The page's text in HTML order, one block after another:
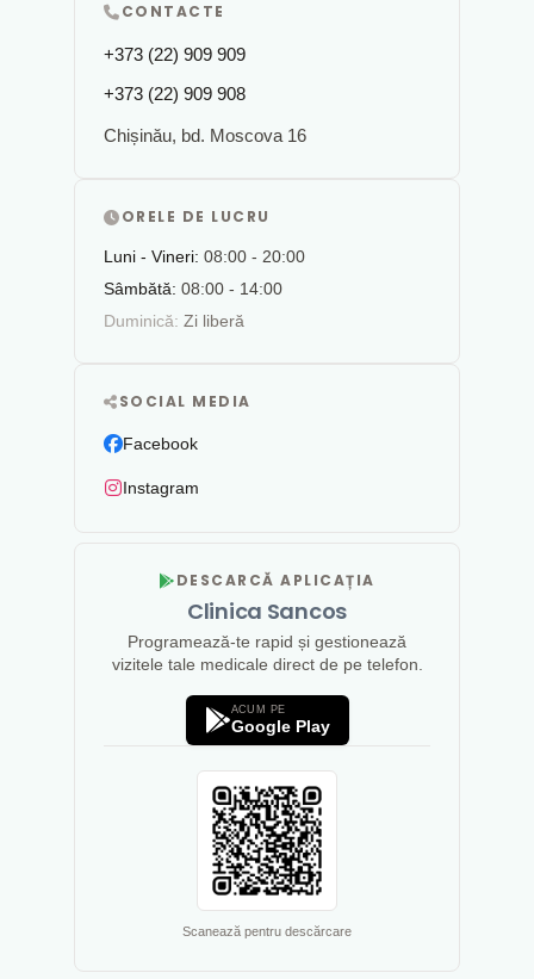
CONTACTE
+373 (22) 909 909
+373 (22) 909 908
Chișinău, bd. Moscova 16
ORELE DE LUCRU
Luni - Vineri: 08:00 - 20:00
Sâmbătă: 08:00 - 14:00
Duminică: Zi liberă
SOCIAL MEDIA
Facebook
Instagram
DESCARCĂ APLICAȚIA
Clinica Sancos
Programează-te rapid și gestionează
vizitele tale medicale direct de pe telefon.
ACUM PE
Google Play
Scanează pentru descărcare